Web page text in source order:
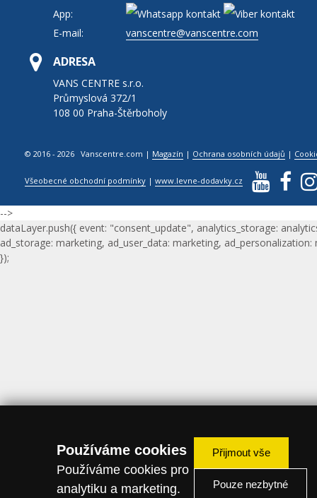
App:
E-mail:
vanscentre@vanscentre.com
ADRESA
VANS CENTRE s.r.o.
Průmyslová 372/1
108 00 Praha-Štěrboholy
© 2016 - 2026 Vanscentre.com | Magazín | Ochrana osobních údajů |
Všeobecné obchodní podmínky |www.levne-dodavky.cz
-->
dataLayer.push({ event: "consent_update", analytics_storage:
ad_storage: marketing, ad_user_data: marketing, ad_personalization:
});
Používáme cookies
Používáme cookies pro
analytiku a marketing.
Přijmout vše
Pouze nezbytné